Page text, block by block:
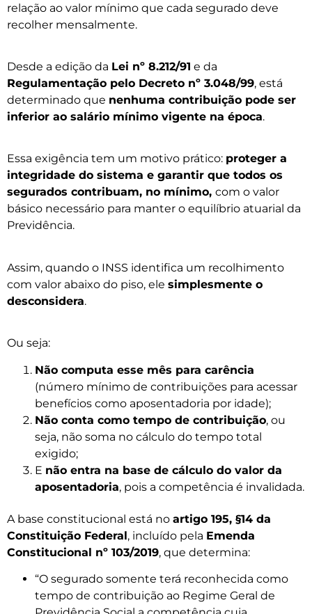
relação ao valor mínimo que cada segurado deve
recolher mensalmente.
Desde a edição da Lei nº 8.212/91 e da
Regulamentação pelo Decreto nº 3.048/99, está
determinado que nenhuma contribuição pode ser
inferior ao salário mínimo vigente na época.
Essa exigência tem um motivo prático: proteger a
integridade do sistema e garantir que todos os
segurados contribuam, no mínimo, com o valor
básico necessário para manter o equilíbrio atuarial da
Previdência.
Assim, quando o INSS identifica um recolhimento
com valor abaixo do piso, ele simplesmente o
desconsidera.
Ou seja:
Não computa esse mês para carência
(número mínimo de contribuições para acessar
benefícios como aposentadoria por idade);
Não conta como tempo de contribuição, ou
seja, não soma no cálculo do tempo total
exigido;
E não entra na base de cálculo do valor da
aposentadoria, pois a competência é invalidada.
A base constitucional está no artigo 195, §14 da
Constituição Federal, incluído pela Emenda
Constitucional nº 103/2019, que determina:
“O segurado somente terá reconhecida como
tempo de contribuição ao Regime Geral de